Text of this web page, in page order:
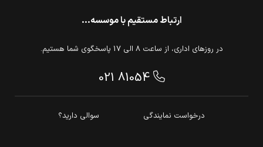
ارتباط مستقیم با موسسه...
در روزهای اداری، از ساعت 8 الی 17 پاسخگوی شما هستیم.
021 81054
درخواست نمایندگی سوالی دارید؟